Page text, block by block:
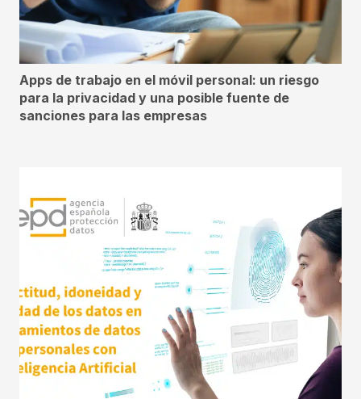
Apps de trabajo en el móvil personal: un riesgo
para la privacidad y una posible fuente de
sanciones para las empresas